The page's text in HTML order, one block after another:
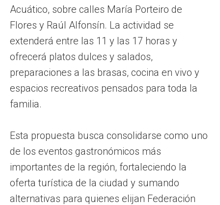
Acuático, sobre calles María Porteiro de
Flores y Raúl Alfonsín. La actividad se
extenderá entre las 11 y las 17 horas y
ofrecerá platos dulces y salados,
preparaciones a las brasas, cocina en vivo y
espacios recreativos pensados para toda la
familia.
Esta propuesta busca consolidarse como uno
de los eventos gastronómicos más
importantes de la región, fortaleciendo la
oferta turística de la ciudad y sumando
alternativas para quienes elijan Federación